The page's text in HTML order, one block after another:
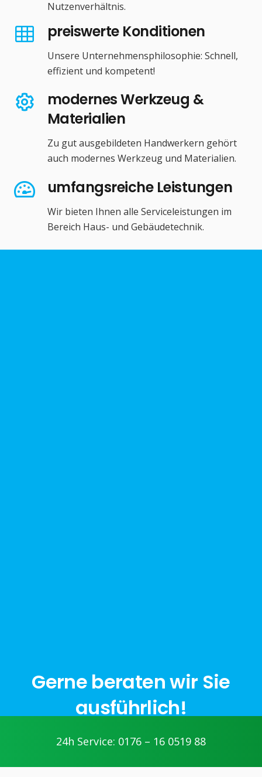
Nutzenverhältnis.
preiswerte Konditionen
Unsere Unternehmensphilosophie: Schnell,
effizient und kompetent!
modernes Werkzeug &
Materialien
Zu gut ausgebildeten Handwerkern gehört
auch modernes Werkzeug und Materialien.
umfangsreiche Leistungen
Wir bieten Ihnen alle Serviceleistungen im
Bereich Haus- und Gebäudetechnik.
Gerne beraten wir Sie
ausführlich!
24h Service: 0176 – 16 0519 88